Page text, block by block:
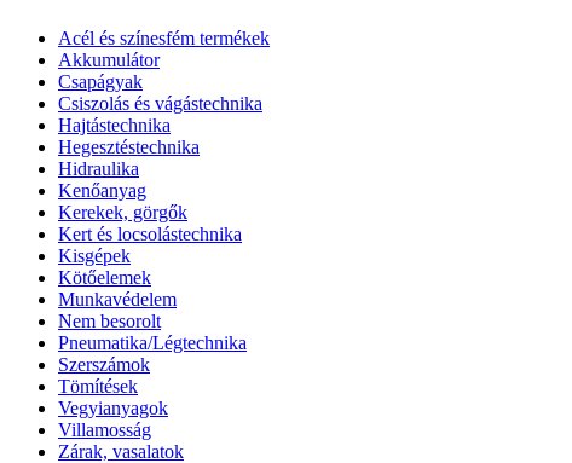
Acél és színesfém termékek
Akkumulátor
Csapágyak
Csiszolás és vágástechnika
Hajtástechnika
Hegesztéstechnika
Hidraulika
Kenőanyag
Kerekek, görgők
Kert és locsolástechnika
Kisgépek
Kötőelemek
Munkavédelem
Nem besorolt
Pneumatika/Légtechnika
Szerszámok
Tömítések
Vegyianyagok
Villamosság
Zárak, vasalatok